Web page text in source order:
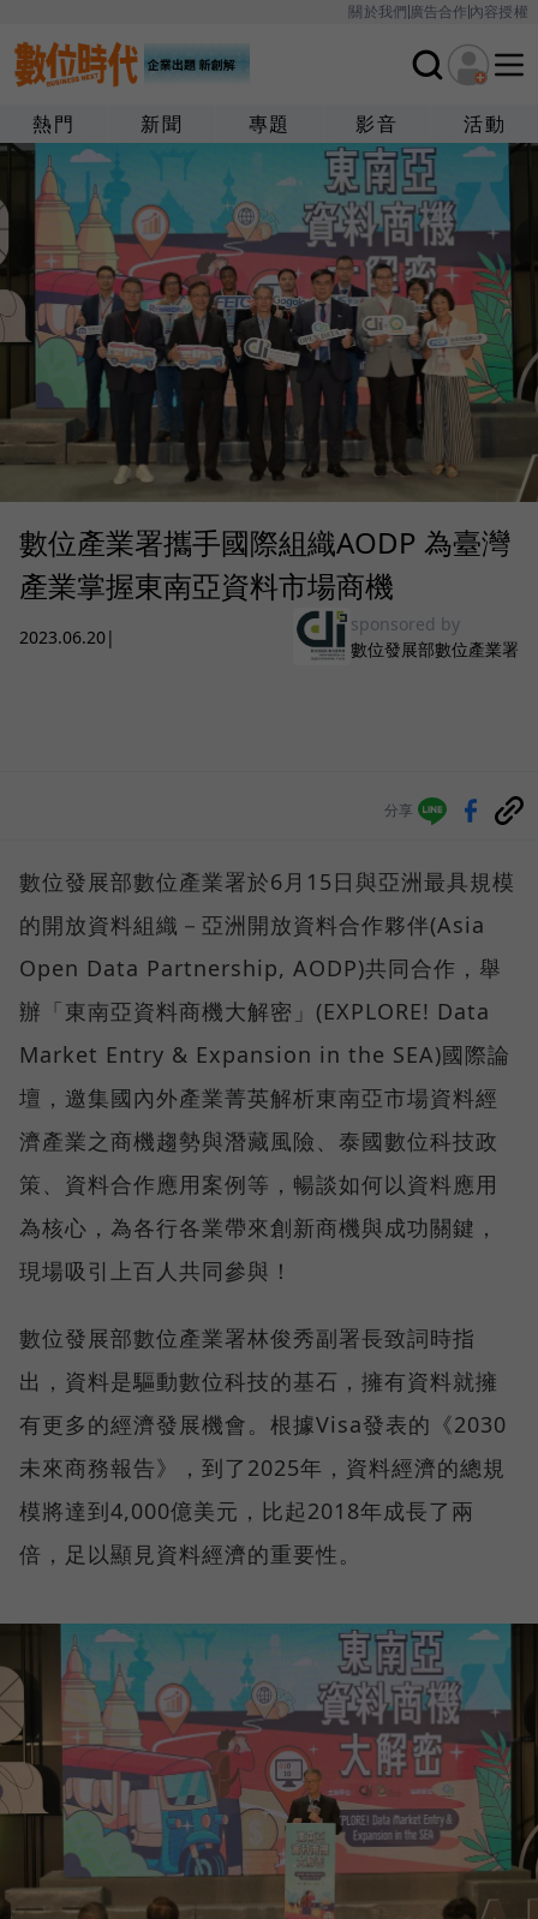
關於我們廣告合作內容授權
熱門 新聞 專題 影音 活動
數位產業署攜手國際組織AODP 為臺灣
產業掌握東南亞資料市場商機
2023.06.20|
sponsored by
數位發展部數位產業署
分享
數位發展部數位產業署於6月15日與亞洲最具規模
的開放資料組織－亞洲開放資料合作夥伴(Asia
Open Data Partnership, AODP)共同合作，舉
辦「東南亞資料商機大解密」(EXPLORE! Data
Market Entry & Expansion in the SEA)國際論
壇，邀集國內外產業菁英解析東南亞市場資料經
濟產業之商機趨勢與潛藏風險、泰國數位科技政
策、資料合作應用案例等，暢談如何以資料應用
為核心，為各行各業帶來創新商機與成功關鍵，
現場吸引上百人共同參與！
數位發展部數位產業署林俊秀副署長致詞時指
出，資料是驅動數位科技的基石，擁有資料就擁
有更多的經濟發展機會。根據Visa發表的《2030
未來商務報告》，到了2025年，資料經濟的總規
模將達到4,000億美元，比起2018年成長了兩
倍，足以顯見資料經濟的重要性。